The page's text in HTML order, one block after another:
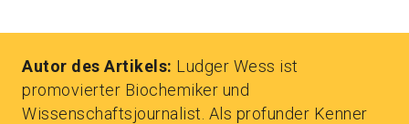
Autor des Artikels: Ludger Wess ist
promovierter Biochemiker und
Wissenschaftsjournalist. Als profunder Kenner